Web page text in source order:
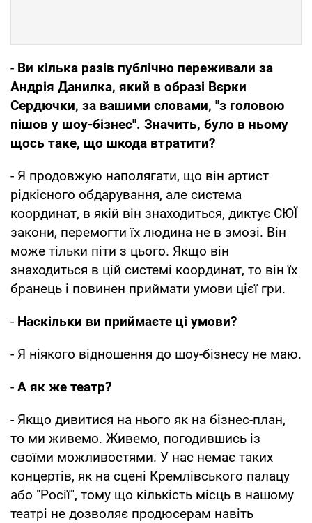
- Ви кілька разів публічно переживали за
Андрія Данилка, який в образі Вєрки
Сердючки, за вашими словами, "з головою
пішов у шоу-бізнес". Значить, було в ньому
щось таке, що шкода втратити?
- Я продовжую наполягати, що він артист
рідкісного обдарування, але система
координат, в якій він знаходиться, диктує СЮЇ
закони, перемогти їх людина не в змозі. Він
може тільки піти з цього. Якщо він
знаходиться в цій системі координат, то він їх
бранець і повинен приймати умови цієї гри.
- Наскільки ви приймаєте ці умови?
- Я ніякого відношення до шоу-бізнесу не маю.
- А як же театр?
- Якщо дивитися на нього як на бізнес-план,
то ми живемо. Живемо, погодившись із
своїми можливостями. У нас немає таких
концертів, як на сцені Кремлівського палацу
або "Росії", тому що кількість місць в нашому
театрі не дозволяє продюсерам навіть